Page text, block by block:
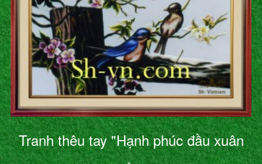
Tranh thêu tay "Hạnh phúc đầu xuân